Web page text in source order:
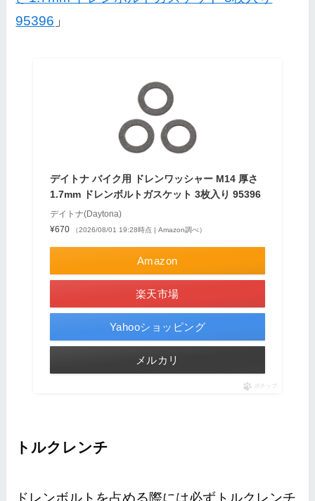
95396 」
デイトナ バイク用 ドレンワッシャー M14 厚さ
1.7mm ドレンボルトガスケット 3枚入り 95396
デイトナ(Daytona)
¥670
（2026/08/01 19:28時点 | Amazon調べ）
Amazon
楽天市場
Yahooショッピング
メルカリ
ポチップ
トルクレンチ
ドレンボルトを占める際には必ずトルクレンチ